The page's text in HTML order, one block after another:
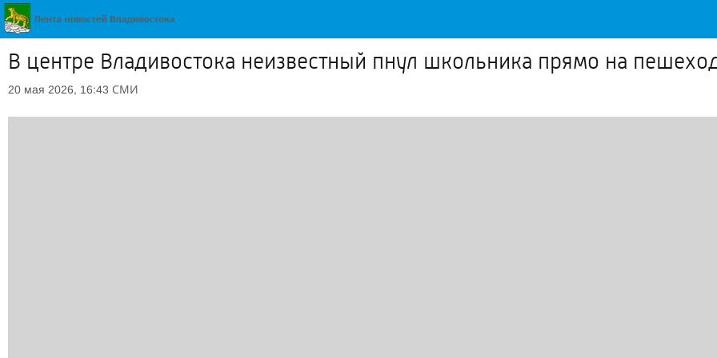
В центре Владивостока неизвестный пнул школьника прямо на
20 мая 2026, 16:43 СМИ